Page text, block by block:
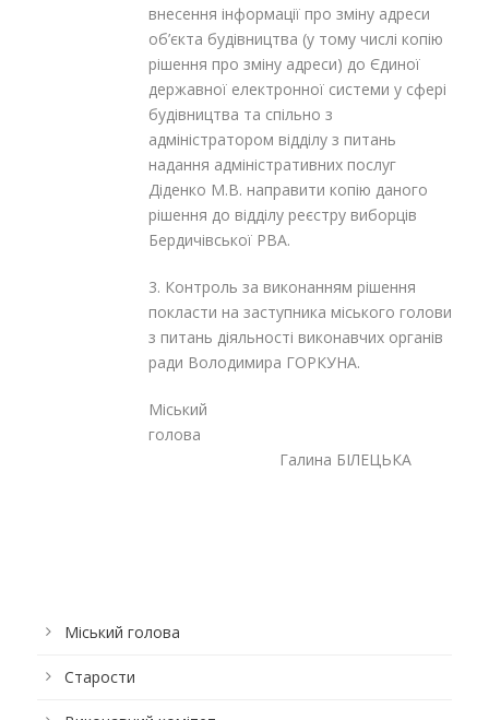
внесення інформації про зміну адреси
об’єкта будівництва (у тому числі копію
рішення про зміну адреси) до Єдиної
державної електронної системи у сфері
будівництва та спільно з
адміністратором відділу з питань
надання адміністративних послуг
Діденко М.В. направити копію даного
рішення до відділу реєстру виборців
Бердичівської РВА.
3. Контроль за виконанням рішення
покласти на заступника міського голови
з питань діяльності виконавчих органів
ради Володимира ГОРКУНА.
Міський
голова
Галина БІЛЕЦЬКА
Міський голова
Старости